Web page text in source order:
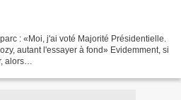
: «Moi, j'ai voté Majorité Présidentielle.
autant l'essayer à fond» Evidemment, si
alors…